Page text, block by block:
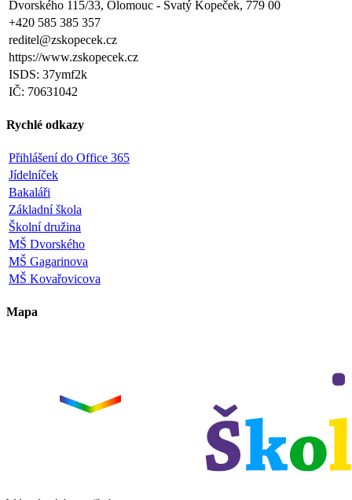
Dvorského 115/33, Olomouc - Svatý Kopeček, 779 00
+420 585 385 357
reditel@zskopecek.cz
https://www.zskopecek.cz
ISDS: 37ymf2k
IČ: 70631042
Rychlé odkazy
Přihlášení do Office 365
Jídelníček
Bakaláři
Základní škola
Školní družina
MŠ Dvorského
MŠ Gagarinova
MŠ Kovařovicova
Mapa